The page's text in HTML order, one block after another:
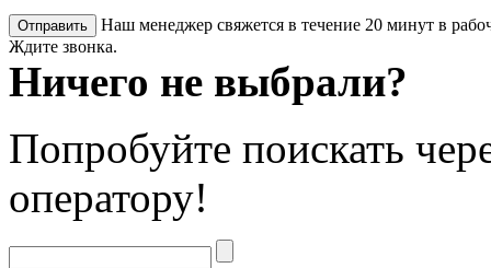
Наш менеджер свяжется в течение 20 минут в
Ждите звонка.
Ничего не выбрали?
Попробуйте поискать
оператору!